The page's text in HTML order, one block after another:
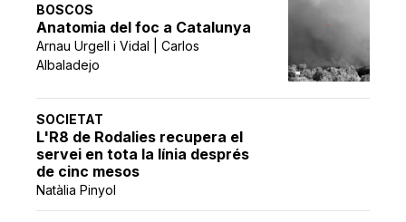
BOSCOS
Anatomia del foc a Catalunya
Arnau Urgell i Vidal | Carlos
Albaladejo
SOCIETAT
L'R8 de Rodalies recupera el
servei en tota la línia després
de cinc mesos
Natàlia Pinyol